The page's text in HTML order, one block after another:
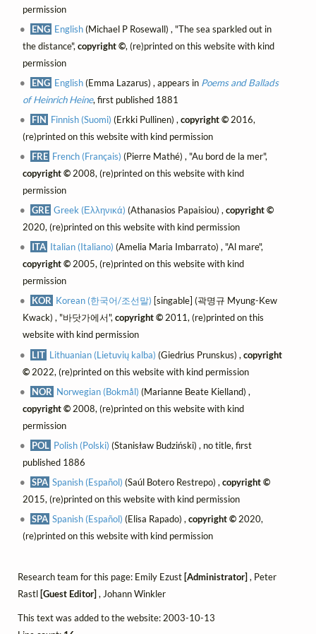
permission
ENG English(Michael P Rosewall) , "The sea sparkled out in
the distance",copyright ©, (re)printed on this website with kind
permission
ENG English(Emma Lazarus) , appears in Poems and Ballads
of Heinrich Heine, first published 1881
FIN Finnish (Suomi) (Erkki Pullinen) ,copyright ©2016,
(re)printed on this website with kind permission
FRE French (Français) (Pierre Mathé) , "Au bord de la mer",
copyright ©2008, (re)printed on this website with kind
permission
GRE Greek (Ελληνικά) (Athanasios Papaisiou) ,copyright ©
2020, (re)printed on this website with kind permission
ITA Italian (Italiano) (Amelia Maria Imbarrato) , "Al mare",
copyright ©2005, (re)printed on this website with kind
permission
KOR Korean (한국어/조선말) [singable] (곽명규 Myung-Kew
Kwack) , "바닷가에서",copyright ©2011, (re)printed on this
website with kind permission
LIT Lithuanian (Lietuvių kalba) (Giedrius Prunskus) ,copyright
©2022, (re)printed on this website with kind permission
NOR Norwegian (Bokmål) (Marianne Beate Kielland) ,
copyright ©2008, (re)printed on this website with kind
permission
POL Polish (Polski) (Stanisław Budziński) , no title, first
published 1886
SPA Spanish (Español) (Saúl Botero Restrepo) ,copyright ©
2015, (re)printed on this website with kind permission
SPA Spanish (Español) (Elisa Rapado) ,copyright © 2020,
(re)printed on this website with kind permission
Research team for this page: Emily Ezust [Administrator] , Peter
Rastl [Guest Editor] , Johann Winkler
This text was added to the website: 2003-10-13